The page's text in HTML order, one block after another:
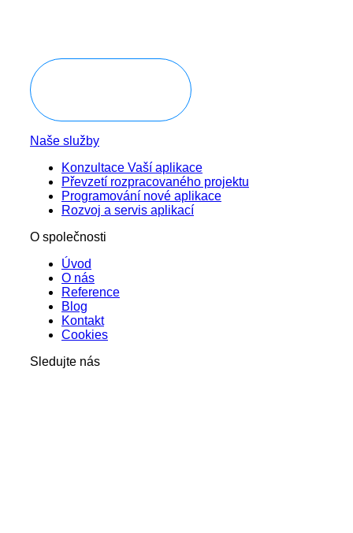
Naše služby
Konzultace Vaší aplikace
Převzetí rozpracovaného projektu
Programování nové aplikace
Rozvoj a servis aplikací
O společnosti
Úvod
O nás
Reference
Blog
Kontakt
Cookies
Sledujte nás